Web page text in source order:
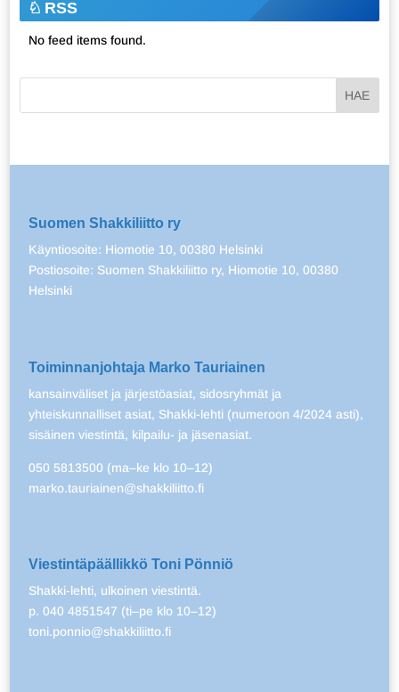
RSS
No feed items found.
Suomen Shakkiliitto ry
Käyntiosoite: Hiomotie 10, 00380 Helsinki
Postiosoite: Suomen Shakkiliitto ry, Hiomotie 10, 00380
Helsinki
Toiminnanjohtaja Marko Tauriainen
kansainväliset ja järjestöasiat, sidosryhmät ja
yhteiskunnalliset asiat, Shakki-lehti (numeroon 4/2024 asti),
sisäinen viestintä, kilpailu- ja jäsenasiat.
050 5813500 (ma–ke klo 10–12)
marko.tauriainen@shakkiliitto.fi
Viestintäpäällikkö Toni Pönniö
Shakki-lehti, ulkoinen viestintä.
p. 040 4851547 (ti–pe klo 10–12)
toni.ponnio@shakkiliitto.fi